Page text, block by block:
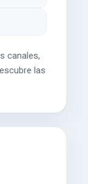
canales,
las